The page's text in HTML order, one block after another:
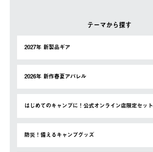
テーマから探す
2027年 新製品ギア
2026年 新作春夏アパレル
はじめてのキャンプに！公式オンライン店限定セット
防災！備えるキャンプグッズ